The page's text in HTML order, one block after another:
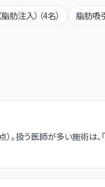
肪注入） （4名） 脂肪吸
う医師が多い施術は、「脂